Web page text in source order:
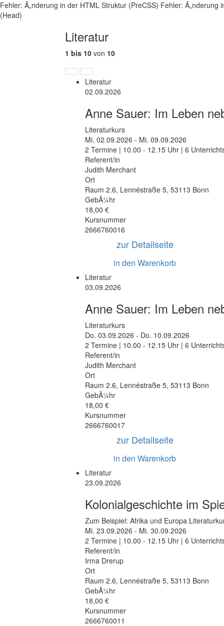
Fehler: Ã„nderung in der HTML Struktur (PreCSS) Fehler: Ã„nderung
(Head)
Literatur
1 bis 10 von 10
Vorherige
Seite
NÃ¤chste
Seite
Literatur
02.09.2026
Anne Sauer: Im Leben
Literaturkurs
Mi. 02.09.2026 - Mi. 09.09.2026
2 Termine | 10.00 - 12.15 Uhr | 6
Referent/in
Judith Merchant
Ort
Raum 2.6, Lennéstraße 5, 53113 Bonn
GebÃ¼hr
18,00 €
Kursnummer
2666760016
zur Detailseite
in den Warenkorb
Literatur
03.09.2026
Anne Sauer: Im Leben
Literaturkurs
Do. 03.09.2026 - Do. 10.09.2026
2 Termine | 10.00 - 12.15 Uhr | 6
Referent/in
Judith Merchant
Ort
Raum 2.6, Lennéstraße 5, 53113 Bonn
GebÃ¼hr
18,00 €
Kursnummer
2666760017
zur Detailseite
in den Warenkorb
Literatur
23.09.2026
Kolonialgeschichte im
Zum Beispiel: Afrika und Europa
Mi. 23.09.2026 - Mi. 30.09.2026
2 Termine | 10.00 - 12.15 Uhr | 6
Referent/in
Irma Drerup
Ort
Raum 2.6, Lennéstraße 5, 53113 Bonn
GebÃ¼hr
18,00 €
Kursnummer
2666760011